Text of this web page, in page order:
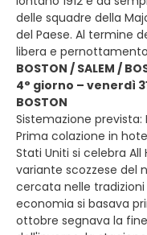
delle squadre della
del Paese. Al termine
libera e pernottamento
BOSTON / SALEM /
4° giorno – venerdì
BOSTON
Sistemazione
Prima colazione in
Stati Uniti si celebra All
variante scozzese del
cercata nelle tradizioni
economia si basava
ottobre segnava la